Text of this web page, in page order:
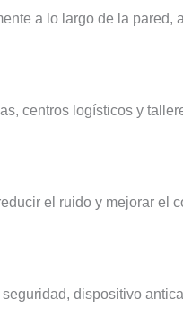
a lo largo de la
centros logísticos y
el ruido y mejorar el
dispositivo